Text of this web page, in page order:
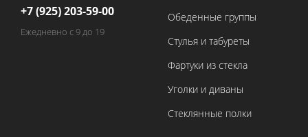
+7 (925) 203-59-00
Ежедневно с 9 до 19
Обеденные группы
Стулья и табуреты
Фартуки из стекла
Уголки и диваны
Стеклянные полки